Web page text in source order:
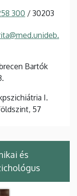
300 / 30203
Bartók
I.
57
és